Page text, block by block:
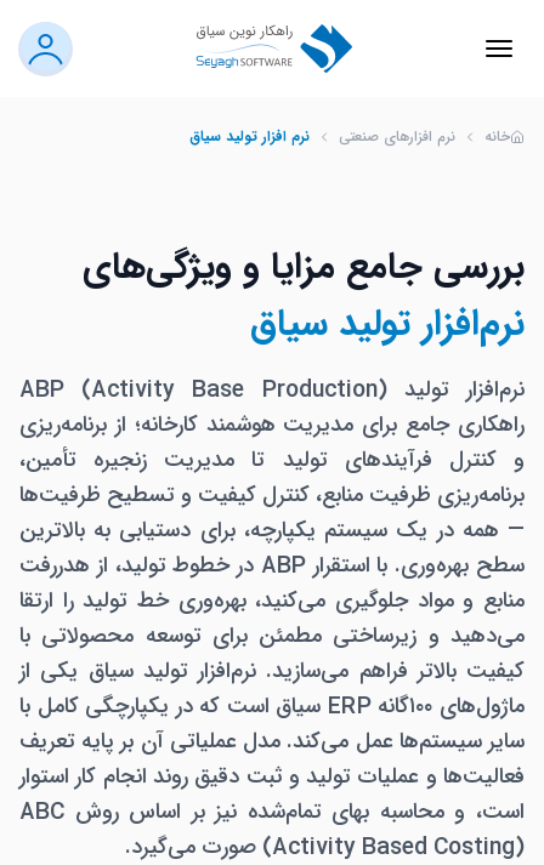
خانه نرم افزارهای صنعتی نرم افزار تولید سیاق
بررسی جامع مزایا و ویژگی‌های
نرم‌افزار تولید سیاق
نرم‌افزار تولید ABP (Activity Base Production)
راهکاری جامع برای مدیریت هوشمند کارخانه؛ از برنامه‌ریزی
و کنترل فرآیندهای تولید تا مدیریت زنجیره تأمین،
برنامه‌ریزی ظرفیت منابع، کنترل کیفیت و تسطیح ظرفیت‌ها
— همه در یک سیستم یکپارچه، برای دستیابی به بالاترین
سطح بهره‌وری. با استقرار ABP در خطوط تولید، از هدررفت
منابع و مواد جلوگیری می‌کنید، بهره‌وری خط تولید را ارتقا
می‌دهید و زیرساختی مطمئن برای توسعه محصولاتی با
کیفیت بالاتر فراهم می‌سازید. نرم‌افزار تولید سیاق یکی از
ماژول‌های ۱۰۰‌گانه ERP سیاق است که در یکپارچگی کامل با
سایر سیستم‌ها عمل می‌کند. مدل عملیاتی آن بر پایه تعریف
فعالیت‌ها و عملیات تولید و ثبت دقیق روند انجام کار استوار
است، و محاسبه بهای تمام‌شده نیز بر اساس روش ABC
(Activity Based Costing) صورت می‌گیرد.